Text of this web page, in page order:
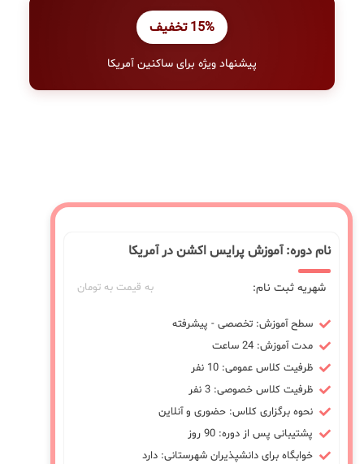
15% تخفیف
پیشنهاد ویژه برای ساکنین آمریکا
نام دوره: آموزش پرایس اکشن در آمریکا
شهریه ثبت نام: به قیمت به تومان
سطح آموزش: تخصصی - پیشرفته
مدت آموزش: 24 ساعت
ظرفیت کلاس عمومی: 10 نفر
ظرفیت کلاس خصوصی: 3 نفر
نحوه برگزاری کلاس: حضوری و آنلاین
پشتیبانی پس از دوره: 90 روز
خوابگاه برای دانشپذیران شهرستانی: دارد